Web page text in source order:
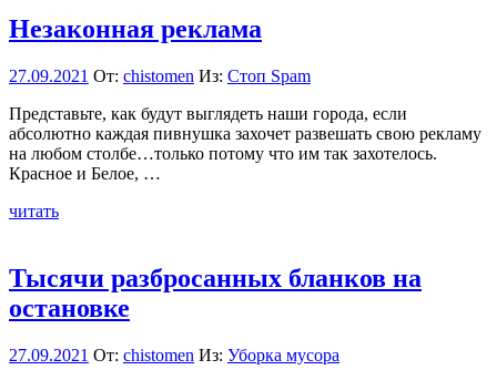
Незаконная реклама
27.09.2021 От: chistomen Из: Стоп Spam
Представьте, как будут выглядеть наши города, если
абсолютно каждая пивнушка захочет развешать свою рекламу
на любом столбе…только потому что им так захотелось.
Красное и Белое, …
читать
Тысячи разбросанных бланков на
остановке
27.09.2021 От: chistomen Из: Уборка мусора